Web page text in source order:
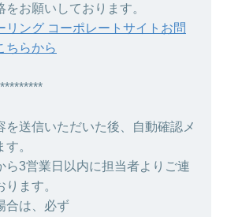
をお願いしております。
リング コーポレートサイトお問
ちらから
を送信いただいた後、自動確認メ
。
ら3営業日以内に担当者よりご連
ます。
合は、必ず